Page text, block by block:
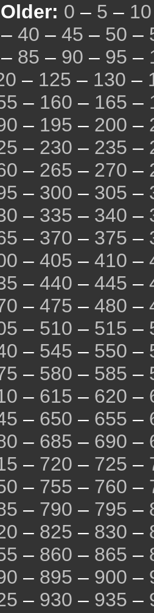
0 – 5 – 10
– 40 – 45 – 50 –
– 85 – 90 – 95 –
– 125 – 130 –
– 160 – 165 –
– 195 – 200 –
– 230 – 235 –
– 265 – 270 –
– 300 – 305 –
– 335 – 340 –
– 370 – 375 –
– 405 – 410 –
– 440 – 445 –
– 475 – 480 –
– 510 – 515 –
– 545 – 550 –
– 580 – 585 –
– 615 – 620 –
– 650 – 655 –
– 685 – 690 –
– 720 – 725 –
– 755 – 760 –
– 790 – 795 –
– 825 – 830 –
– 860 – 865 –
– 895 – 900 –
– 930 – 935 –